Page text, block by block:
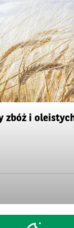
zbóż i